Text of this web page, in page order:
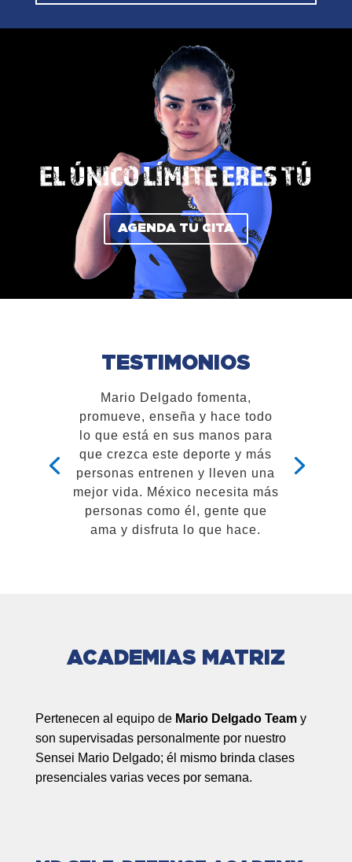
EL ÚNICO LÍMITE ERES TÚ
AGENDA TU CITA
TESTIMONIOS
Ha sido increíble encontrar un
lugar, donde además de
aprender a defenderme y
concentrar mi energía en
convertirme en una persona
mejor, encontré una familia. Sin
dudas es la mejor Academia de
ACADEMIAS MATRIZ
Pertenecen al equipo de Mario Delgado Team y
son supervisadas personalmente por nuestro
Sensei Mario Delgado; él mismo brinda clases
presenciales varias veces por semana.